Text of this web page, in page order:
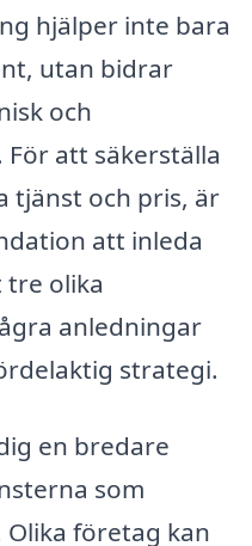
hjälper inte bara
utan bidrar
och
att säkerställa
tjänst och pris, är
att inleda
tre olika
anledningar
strategi.
en bredare
som
företag kan